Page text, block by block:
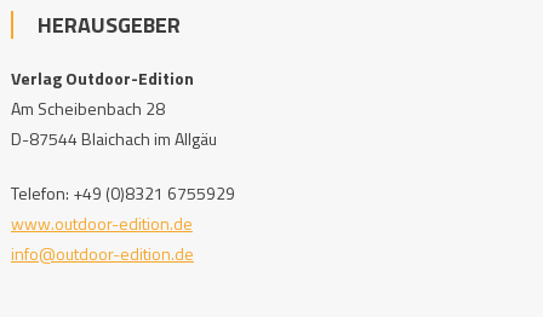
HERAUSGEBER
Verlag Outdoor-Edition
Am Scheibenbach 28
D-87544 Blaichach im Allgäu
Telefon: +49 (0)8321 6755929
www.outdoor-edition.de
info@outdoor-edition.de